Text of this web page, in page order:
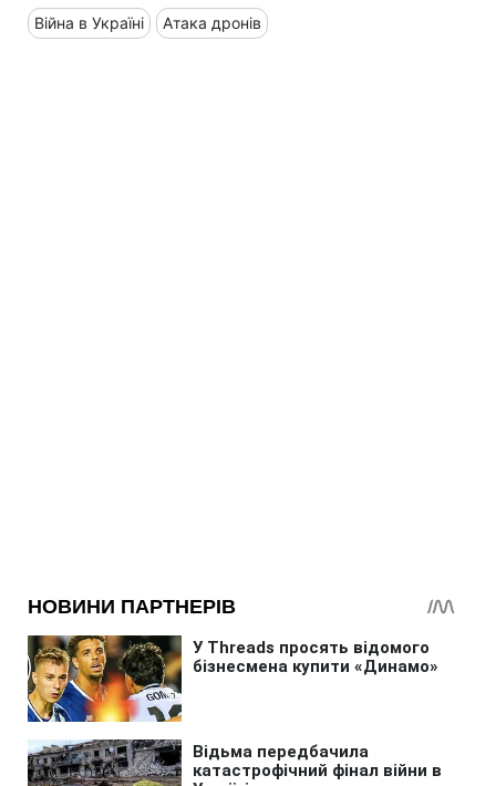
Війна в Україні Атака дронів